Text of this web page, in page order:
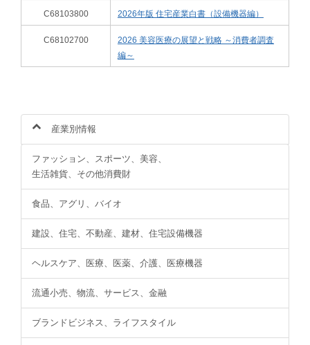
C68103800 2026年版 住宅産業白書（設備機器編）
C68102700
2026 美容医療の展望と戦略 ～消費者調査
編～
産業別情報
ファッション、スポーツ、美容、
生活雑貨、その他消費財
食品、アグリ、バイオ
建設、住宅、不動産、建材、住宅設備機器
ヘルスケア、医療、医薬、介護、医療機器
流通小売、物流、サービス、金融
ブランドビジネス、ライフスタイル